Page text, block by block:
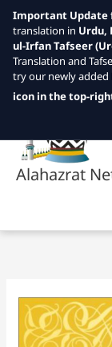
Skip
Alahazrat
Important Update
translation in Urdu,
ul-Irfan Tafseer
Translation and
try our newly added
icon in the top-